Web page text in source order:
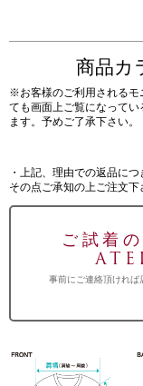
商品カ
※お客様のご利用されるモ
ても画面上ご覧になって
ます。予めご了承下さい。
・上記、理由での返品に
その点ご承知の上ご注文下
ご試着
事前にご連絡頂ければ